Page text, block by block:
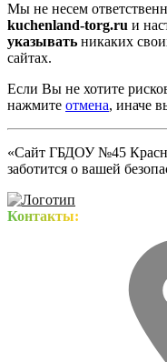
Мы не несем
kuchenland-torg.ru и
указывать никаких
сайтах.
Если Вы не хотите
нажмите отмена, иначе
«Сайт ГБДОУ №45
заботится о вашей
Контакты: